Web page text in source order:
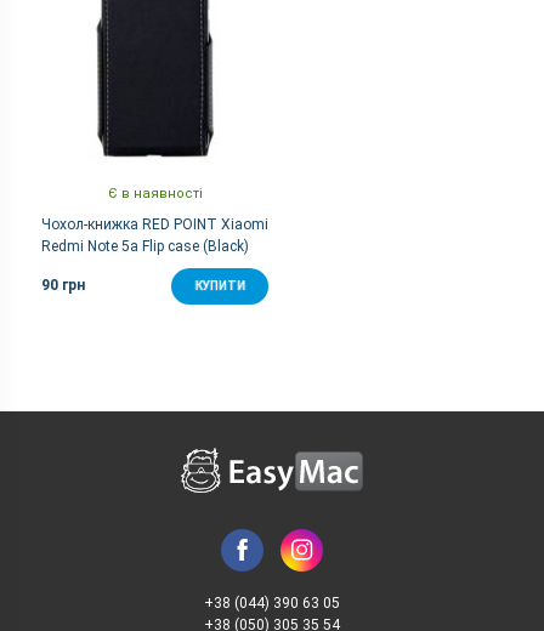
Є в наявності
Чохол-книжка RED POINT Xiaomi
Redmi Note 5a Flip case (Black)
90 грн КУПИТИ
+38 (044) 390 63 05
+38 (050) 305 35 54